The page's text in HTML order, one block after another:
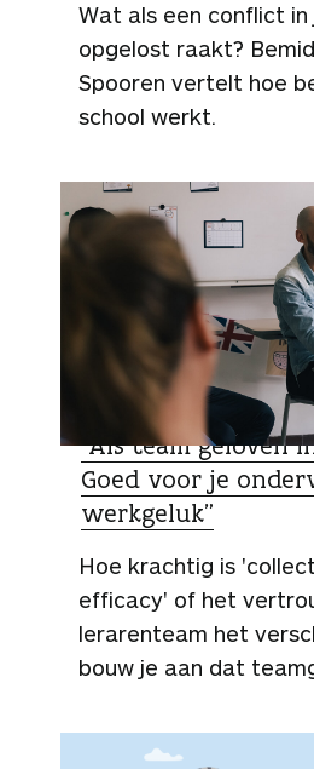
Wat als een conflict
opgelost raakt?
Spooren vertelt hoe
school werkt.
“Als team geloven
Goed voor je
werkgeluk”
Hoe krachtig is
efficacy' of het
lerarenteam het
bouw je aan dat